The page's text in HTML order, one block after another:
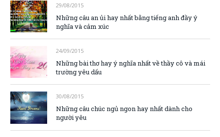
29/08/2015
Những câu an ủi hay nhất bằng tiếng anh đầy ý
nghĩa và cảm xúc
24/09/2015
Những bài thơ hay ý nghĩa nhất về thầy cô và mái
trường yêu dấu
30/08/2015
Những câu chúc ngủ ngon hay nhất dành cho
người yêu